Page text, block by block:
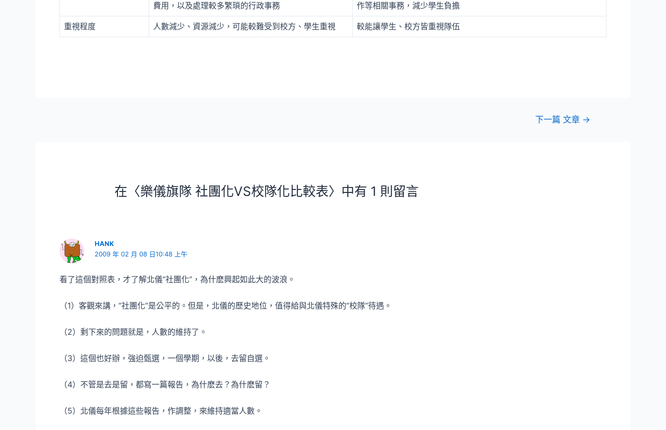
費用，以及處理較多繁瑣的行政事務
作等相關事務，減少學生負擔
重視程度 人數減少、資源減少，可能較難受到校方、學生重視 較能讓學生、校方皆重視隊伍
下一篇 文章 →
在〈樂儀旗隊 社團化VS校隊化比較表〉中有 1 則留言
HANK
2009 年 02 月 08 日10:48 上午
看了這個對照表，才了解北儀“社團化”，為什麽興起如此大的波浪。
（1）客觀來講，“社團化”是公平的。但是，北儀的歷史地位，值得給與北儀特殊的“校隊”待遇。
（2）剩下來的問題就是，人數的維持了。
（3）這個也好辦，強迫甄選，一個學期，以後，去留自選。
（4）不管是去是留，都寫一篇報告，為什麽去？為什麽留？
（5）北儀每年根據這些報告，作調整，來維持適當人數。